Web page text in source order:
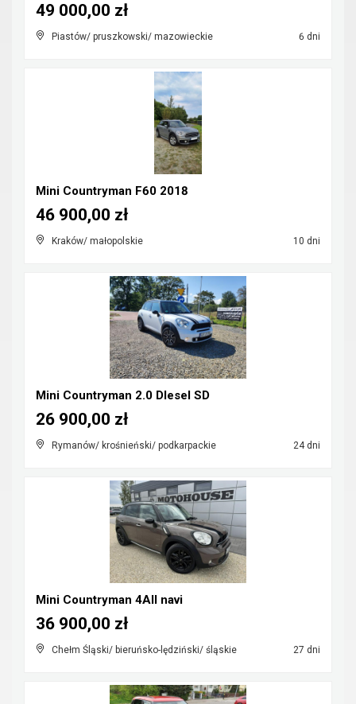
Piastów/ pruszkowski/ mazowieckie 6 dni
49 000,00 zł
Mini Countryman F60 2018
Kraków/ małopolskie 10 dni
46 900,00 zł
Mini Countryman 2.0 DIesel SD
Rymanów/ krośnieński/ podkarpackie 24 dni
26 900,00 zł
Mini Countryman 4All navi
Chełm Śląski/ bieruńsko-lędziński/ śląskie 27 dni
36 900,00 zł